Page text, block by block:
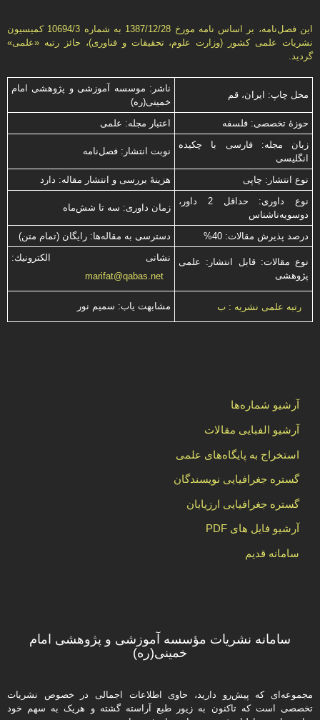
این فصل‌نامه، بر اساس نامه مورخ 1387/12/28 به شماره 10694/3 كمیسیون
نشریات علمی كشور (وزارت علوم، تحقیقات و فناوری)، حائز رتبه «علمی»
گردید.
محل چاپ: ایران، قم
ناشر: موسسه آموزشی و پژوهشی امام
خمینی(ره)
حوزۀ تخصصی: فلسفه
اعتبار مجله: علمی
زبان مجله: فارسی با چكیده
انگلیسی
نوبت انتشار: فصل‌نامه
نوع انتشار: چاپی
هزینۀ بررسی و انتشار مقاله: دارد
نوع داوری: حداقل 2 داور،
دوسویه‌ناشناس
زمان داوری: سه تا شش‌ماه
درصد پذیرش مقالات: 40% دسترسی به مقاله‌ها: رایگان (تمام متن)
نوع مقالات: قابل انتشار: علمی
پژوهشی
نشانی الكترونیك:
marifat@qabas.net
رتبه علمی نشریه : ب مشابهت ياب: سميم نور
آرشیو شماره‌ها
آرشیو الفبایی مقالات
استخراج به پایگاه‌های علمی
گستره جغرافیایی نویسندگان
گستره جغرافیایی ارزیابان
آرشیو فایل های PDF
سامانه قدیم
سامانه نشریات مؤسسه آموزشی و پژوهشی امام
خمینی(ره)
مجموعه‌ای که پیش‌رو دارید،‌ حاوی اطلاعات اجمالی در خصوص نشریات
تخصصی است که تاکنون به زیور طبع آراسته گشته و هریک به سهم خود